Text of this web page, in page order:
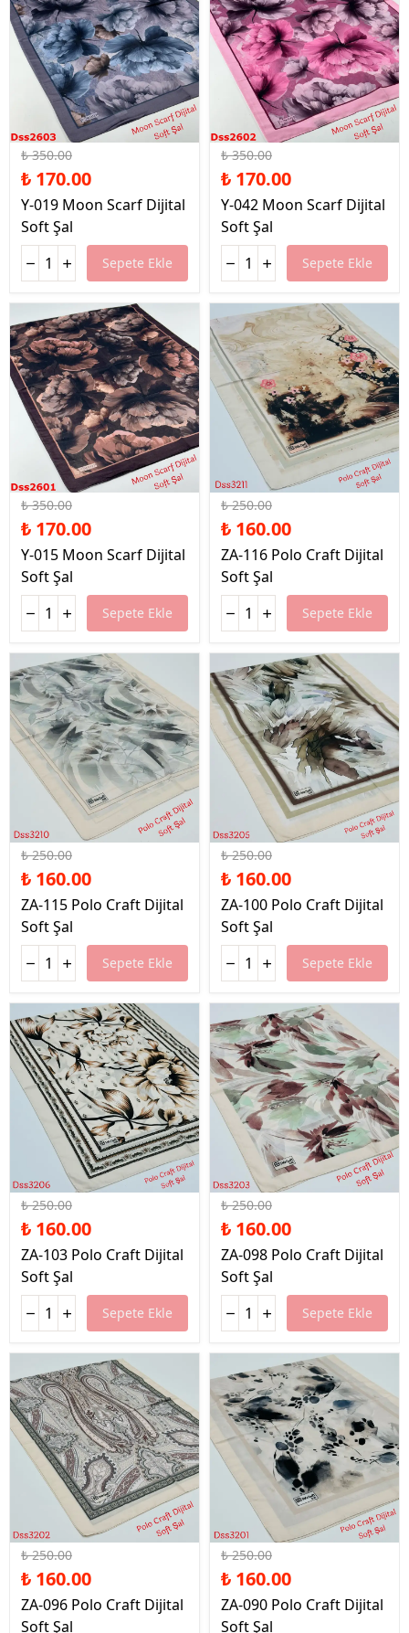
%51 İndirim
₺ 350.00
₺ 170.00
Y-019 Moon Scarf Dijital
Soft Şal
Sepete Ekle
%51 İndirim
₺ 350.00
₺ 170.00
Y-042 Moon Scarf Dijital
Soft Şal
Sepete Ekle
%51 İndirim
₺ 350.00
₺ 170.00
Y-015 Moon Scarf Dijital
Soft Şal
Sepete Ekle
%36 İndirim
₺ 250.00
₺ 160.00
ZA-116 Polo Craft Dijital
Soft Şal
Sepete Ekle
%36 İndirim
₺ 250.00
₺ 160.00
ZA-115 Polo Craft Dijital
Soft Şal
Sepete Ekle
%36 İndirim
₺ 250.00
₺ 160.00
ZA-100 Polo Craft Dijital
Soft Şal
Sepete Ekle
%36 İndirim
₺ 250.00
₺ 160.00
ZA-103 Polo Craft Dijital
Soft Şal
Sepete Ekle
%36 İndirim
₺ 250.00
₺ 160.00
ZA-098 Polo Craft Dijital
Soft Şal
Sepete Ekle
%36 İndirim
₺ 250.00
₺ 160.00
ZA-096 Polo Craft Dijital
Soft Şal
%36 İndirim
₺ 250.00
₺ 160.00
ZA-090 Polo Craft Dijital
Soft Şal